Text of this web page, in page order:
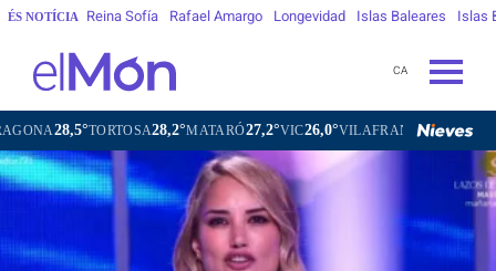
ÉS NOTÍCIA Reina Sofía Rafael Amargo Longevidad Islas Baleares Islas
CA
TORTOSA28,2°MATARÓ27,2°VIC26,0°VILAFRANCA DEL PENEDÈS26,9°